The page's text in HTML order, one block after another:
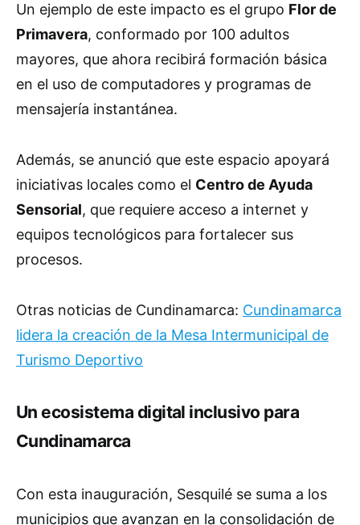
Un ejemplo de este impacto es el grupo Flor de
Primavera, conformado por 100 adultos
mayores, que ahora recibirá formación básica
en el uso de computadores y programas de
mensajería instantánea.
Además, se anunció que este espacio apoyará
iniciativas locales como el Centro de Ayuda
Sensorial, que requiere acceso a internet y
equipos tecnológicos para fortalecer sus
procesos.
Otras noticias de Cundinamarca: Cundinamarca
lidera la creación de la Mesa Intermunicipal de
Turismo Deportivo
Un ecosistema digital inclusivo para
Cundinamarca
Con esta inauguración, Sesquilé se suma a los
municipios que avanzan en la consolidación de